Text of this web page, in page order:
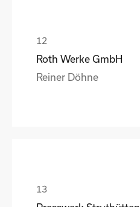
Roth Werke GmbH
Reiner Döhne